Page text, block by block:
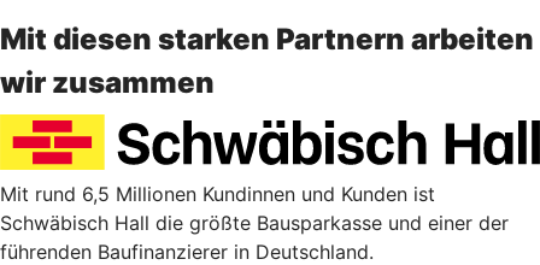
Mit diesen starken Partnern arbeiten
wir zusammen
Mit rund 6,5 Millionen Kundinnen und Kunden ist
Schwäbisch Hall die größte Bausparkasse und einer der
führenden Baufinanzierer in Deutschland.